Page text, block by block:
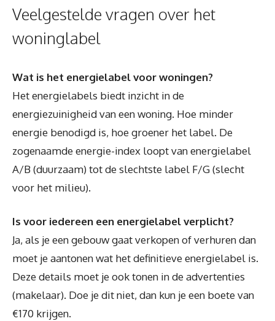
Veelgestelde vragen over het
woninglabel
Wat is het energielabel voor woningen?
Het energielabels biedt inzicht in de
energiezuinigheid van een woning. Hoe minder
energie benodigd is, hoe groener het label. De
zogenaamde energie-index loopt van energielabel
A/B (duurzaam) tot de slechtste label F/G (slecht
voor het milieu).
Is voor iedereen een energielabel verplicht?
Ja, als je een gebouw gaat verkopen of verhuren dan
moet je aantonen wat het definitieve energielabel is.
Deze details moet je ook tonen in de advertenties
(makelaar). Doe je dit niet, dan kun je een boete van
€170 krijgen.